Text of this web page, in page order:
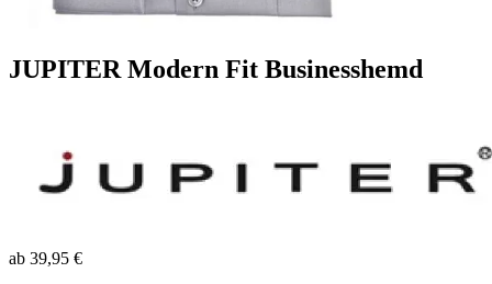
JUPITER Modern Fit Businesshemd
ab 39,95 €